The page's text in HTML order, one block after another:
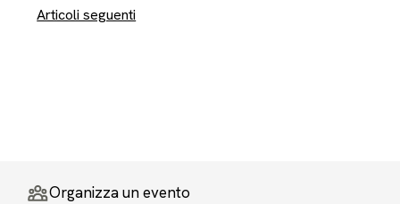
Navigazione articoli
Articoli seguenti
Organizza un evento